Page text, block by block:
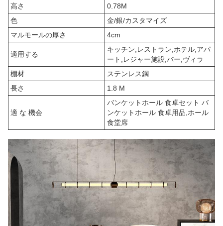
高さ
0.78M
色
金/銀/カスタマイズ
マルモールの厚さ
4cm
適用する
キッチン,レストラン,ホテル,アパ
ート,レジャー施設,バー,ヴィラ
棚材
ステンレス鋼
長さ
1.8 M
適 な 機会
バンケットホール 食卓セット バ
ンケットホール 食卓用品,ホール
食堂席